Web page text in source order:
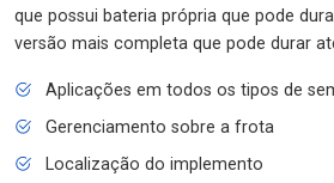
que possui bateria própria que pode
versão mais completa que pode durar
Aplicações em todos os tipos de
Gerenciamento sobre a frota
Localização do implemento